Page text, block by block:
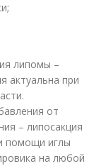
липомы –
актуальна при
от
– липосакция
помощи иглы
на любой